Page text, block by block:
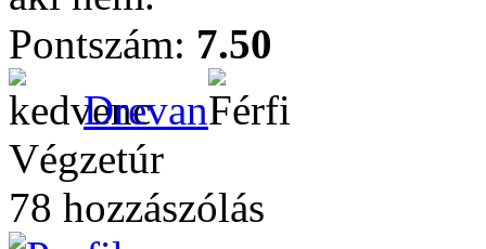
Pontszám: 7.50
Drevan
Végzetúr
78 hozzászólás